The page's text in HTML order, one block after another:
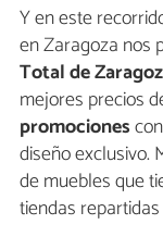
Y en este
en Zaragoza nos
Total de
mejores precios
promociones
diseño exclusivo.
de muebles que
tiendas